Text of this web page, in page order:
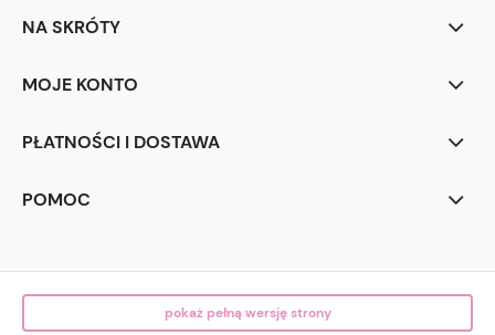
NA SKRÓTY
MOJE KONTO
PŁATNOŚCI I DOSTAWA
POMOC
pokaż pełną wersję strony